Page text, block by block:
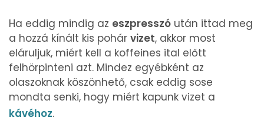
Ha eddig mindig az eszpresszó után ittad meg
a hozzá kínált kis pohár vizet, akkor most
eláruljuk, miért kell a koffeines ital előtt
felhörpinteni azt. Mindez egyébként az
olaszoknak köszönhető, csak eddig sose
mondta senki, hogy miért kapunk vizet a
kávéhoz.